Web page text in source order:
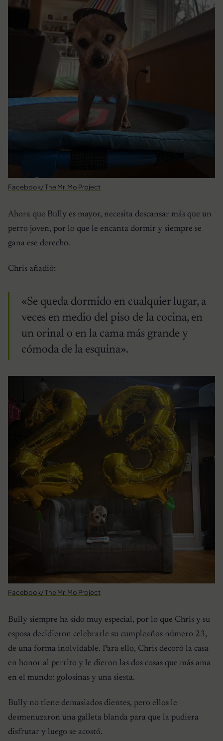
Facebook/ The Mr. Mo Project
Ahora que Bully es mayor, necesita descansar más que un
perro joven, por lo que le encanta dormir y siempre se
gana ese derecho.
Chris añadió:
«Se queda dormido en cualquier lugar, a
veces en medio del piso de la cocina, en
un orinal o en la cama más grande y
cómoda de la esquina».
Facebook/ The Mr. Mo Project
Bully siempre ha sido muy especial, por lo que Chris y su
esposa decidieron celebrarle su cumpleaños número 23,
de una forma inolvidable. Para ello, Chris decoró la casa
en honor al perrito y le dieron las dos cosas que más ama
en el mundo: golosinas y una siesta.
Bully no tiene demasiados dientes, pero ellos le
desmenuzaron una galleta blanda para que la pudiera
disfrutar y luego se acostó.